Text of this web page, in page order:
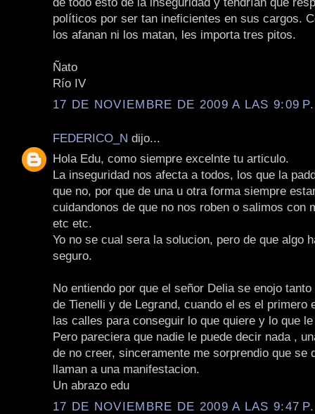
políticos por ser tan ineficientes en sus cargos.
los afanan ni los matan, les importa tres pitos.
Ñato
Río IV
17 DE NOVIEMBRE DE 2009 A LAS 9:09
FEDERICO_N dijo...
Hola Edu, como siempre excelnte tu articulo.
La inseguridad nos afecta a todos, los que la
que no, por que de una u otra forma siempre
cuidandonos de que no nos roben o salimos con
etc etc.
Yo no se cual sera la solucion, pero de que algo
seguro.
No entiendo por que el señor Delia se enojo
de Tienelli y de Legrand, cuando el es el primero
las calles para conseguir lo que quiere y lo que
Pero pareciera que nadie le puede decir nada ,
de no creer, sinceramente me sorprendio que se
llaman a una manifestacion.
Un abrazo edu
17 DE NOVIEMBRE DE 2009 A LAS 9:47